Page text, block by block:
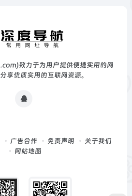
致力于为用户提供便捷实用的网
享优质实用的互联网资源。
广告合作 免责声明
关于我们
网站地图